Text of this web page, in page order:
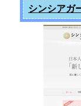
シンシアガ